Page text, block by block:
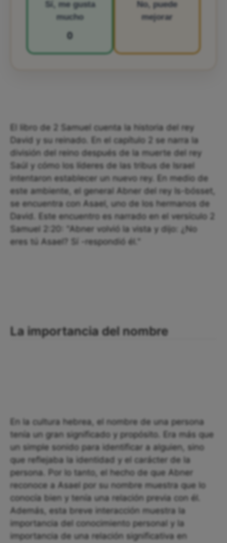
Sí, me gusta
mucho
0
No, puede
mejorar
El libro de 2 Samuel cuenta la historia del rey
David y su reinado. En el capítulo 2 se narra la
división del reino después de la muerte del rey
Saúl y cómo los líderes de las tribus de Israel
intentaron establecer un nuevo rey. En medio de
este ambiente, el general Abner del rey Is-bósset,
se encuentra con Asael, uno de los hermanos de
David. Este encuentro es narrado en el versículo 2
Samuel 2:20: "Abner volvió la vista y dijo: ¿No
eres tú Asael? Sí -respondió él."
La importancia del nombre
En la cultura hebrea, el nombre de una persona
tenía un gran significado y propósito. Era más que
un simple sonido para identificar a alguien, sino
que reflejaba la identidad y el carácter de la
persona. Por lo tanto, el hecho de que Abner
reconoce a Asael por su nombre muestra que lo
conocía bien y tenía una relación previa con él.
Además, esta breve interacción muestra la
importancia del conocimiento personal y la
importancia de una relación significativa en